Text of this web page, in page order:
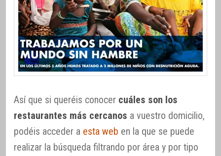
Así que si queréis conocer cuáles son los
restaurantes más cercanos a vuestro domicilio,
podéis acceder a esta web en la que se puede
realizar la búsqueda filtrando por área y por tipo